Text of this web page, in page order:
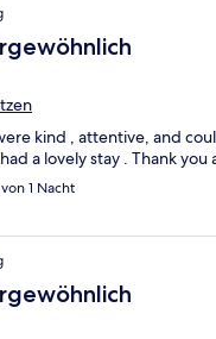
kind , attentive, and
a lovely stay . Thank you
1 Nacht